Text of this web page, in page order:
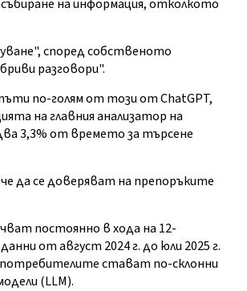
на информация, отколкото
според собственото
разговори".
по-голям от този от ChatGPT,
на главния анализатор на
3,3% от времето за търсене
да се доверяват на препоръките
постоянно в хода на 12-
от август 2024 г. до юли 2025 г.
стават по-склонни
(LLM).